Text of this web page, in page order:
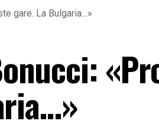
gare. La Bulgaria…»